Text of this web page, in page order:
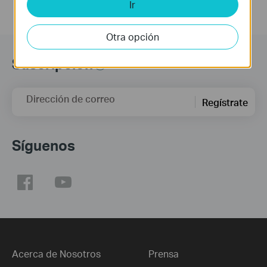
Suscripción
Dirección de correo Regístrate
Síguenos
Acerca de Nosotros Prensa
Ir
Otra opción